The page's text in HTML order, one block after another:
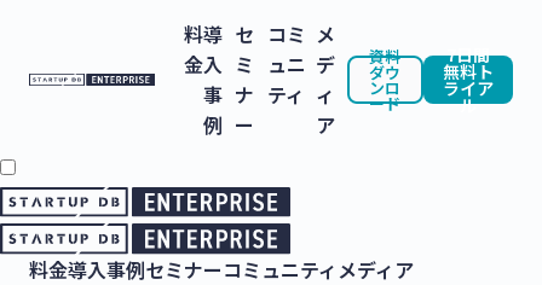
料
金
導
入
事
例
セ
ミ
ナ
ー
コミ
ュニ
ティ
メ
デ
ィ
ア
資料
ダウ
ンロ
ード
7日間
無料ト
ライア
ル
料金導入事例セミナーコミュニティ メディア